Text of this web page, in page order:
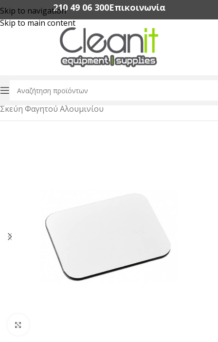
Skip to navigation
Skip to main content
210 49 06 300‬Επικοινωνία
Αρχική σελίδα/Συσκευασία Τροφίμων
Σκεύη Φαγητού Αλουμινίου